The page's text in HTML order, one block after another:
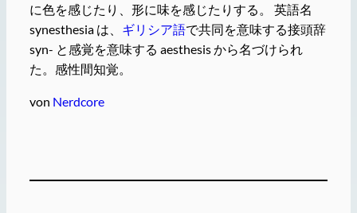
に色を感じたり、形に味を感じたりする。 英語名
synesthesia は、 ギリシア語で共同を意味する接頭辞
syn- と感覚を意味する aesthesis から名づけられ
た。感性間知覚。
von Nerdcore